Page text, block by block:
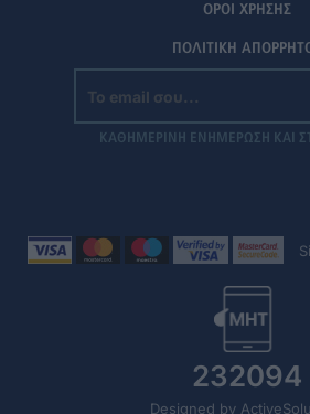
ΟΡΟΙ ΧΡΗΣΗΣ
ΠΟΛΙΤΙΚΗ
ΚΑΘΗΜΕΡΙΝΗ ΕΝΗΜΕΡΩΣΗ ΚΑΙ
232094
Designed by